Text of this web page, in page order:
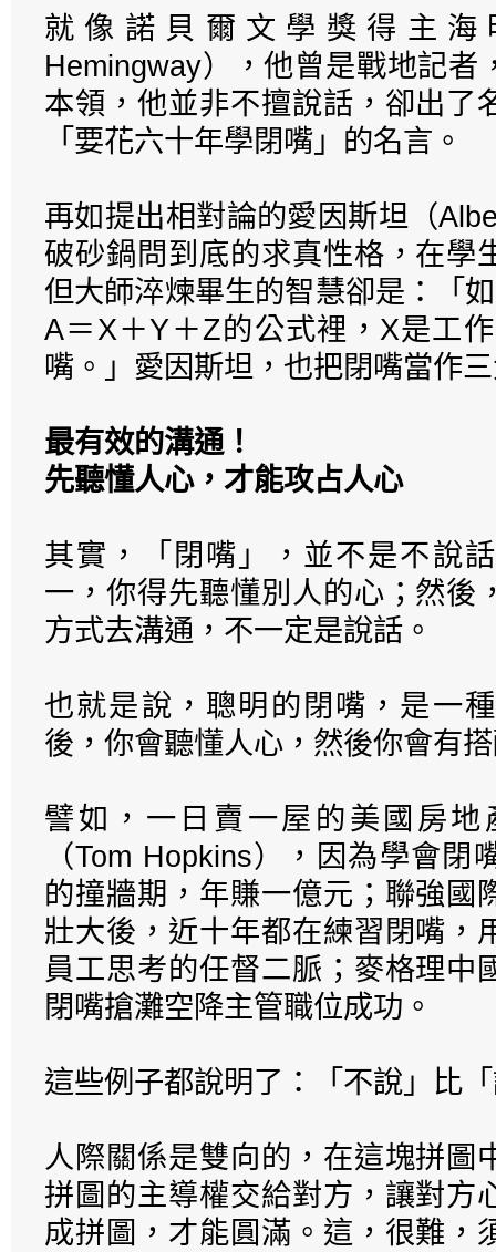
就像諾貝爾文學獎得主海
Hemingway），他曾是戰地記者
本領，他並非不擅說話，卻出了
「要花六十年學閉嘴」的名言。
再如提出相對論的愛因斯坦（
破砂鍋問到底的求真性格，在學
但大師淬煉畢生的智慧卻是：「
A＝X＋Y＋Z的公式裡，X是工
嘴。」愛因斯坦，也把閉嘴當作
最有效的溝通！
先聽懂人心，才能攻占人心
其實，「閉嘴」，並不是不說
一，你得先聽懂別人的心；然後
方式去溝通，不一定是說話。
也就是說，聰明的閉嘴，是一
後，你會聽懂人心，然後你會有
譬如，一日賣一屋的美國房
（Tom Hopkins），因為學會
的撞牆期，年賺一億元；聯強國
壯大後，近十年都在練習閉嘴，
員工思考的任督二脈；麥格理中
閉嘴搶灘空降主管職位成功。
這些例子都說明了：「不說」比
人際關係是雙向的，在這塊拼圖
拼圖的主導權交給對方，讓對方
成拼圖，才能圓滿。這，很難，